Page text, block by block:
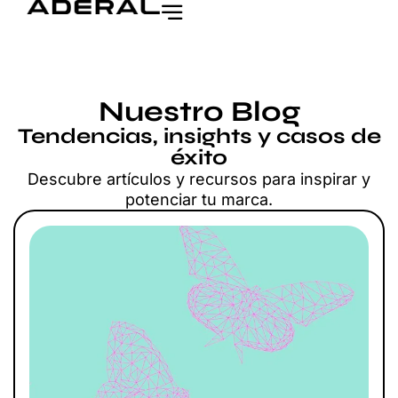
Nuestro Blog
Tendencias, insights y casos de
éxito
Descubre artículos y recursos para inspirar y
potenciar tu marca.